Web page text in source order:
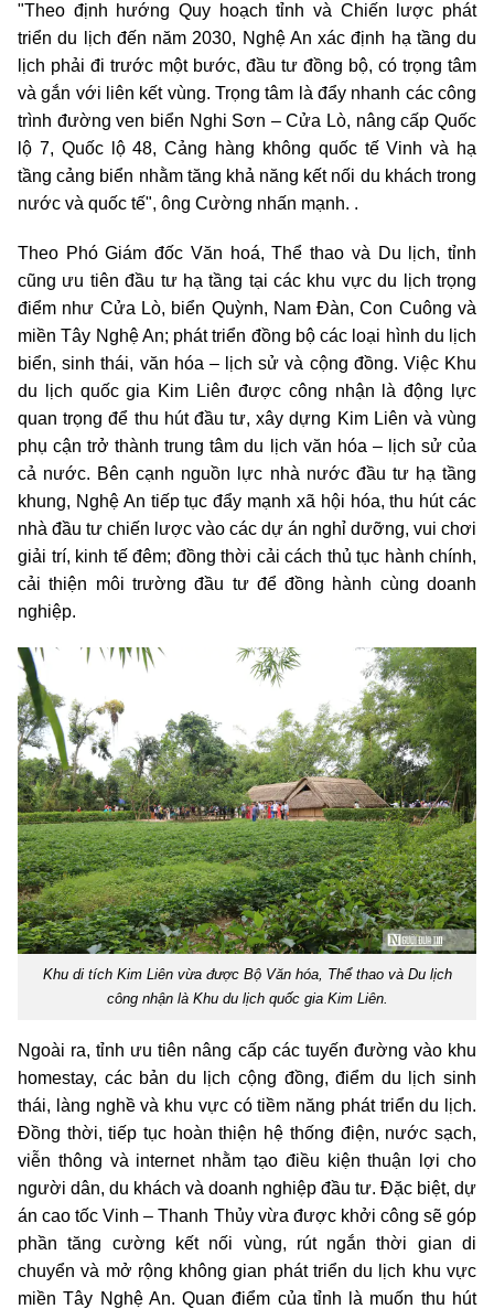
"Theo định hướng Quy hoạch tỉnh và Chiến lược phát
triển du lịch đến năm 2030, Nghệ An xác định hạ tầng du
lịch phải đi trước một bước, đầu tư đồng bộ, có trọng tâm
và gắn với liên kết vùng. Trọng tâm là đẩy nhanh các công
trình đường ven biển Nghi Sơn – Cửa Lò, nâng cấp Quốc
lộ 7, Quốc lộ 48, Cảng hàng không quốc tế Vinh và hạ
tầng cảng biển nhằm tăng khả năng kết nối du khách trong
nước và quốc tế", ông Cường nhấn mạnh. .
Theo Phó Giám đốc Văn hoá, Thể thao và Du lịch, tỉnh
cũng ưu tiên đầu tư hạ tầng tại các khu vực du lịch trọng
điểm như Cửa Lò, biển Quỳnh, Nam Đàn, Con Cuông và
miền Tây Nghệ An; phát triển đồng bộ các loại hình du lịch
biển, sinh thái, văn hóa – lịch sử và cộng đồng. Việc Khu
du lịch quốc gia Kim Liên được công nhận là động lực
quan trọng để thu hút đầu tư, xây dựng Kim Liên và vùng
phụ cận trở thành trung tâm du lịch văn hóa – lịch sử của
cả nước. Bên cạnh nguồn lực nhà nước đầu tư hạ tầng
khung, Nghệ An tiếp tục đẩy mạnh xã hội hóa, thu hút các
nhà đầu tư chiến lược vào các dự án nghỉ dưỡng, vui chơi
giải trí, kinh tế đêm; đồng thời cải cách thủ tục hành chính,
cải thiện môi trường đầu tư để đồng hành cùng doanh
nghiệp.
Khu di tích Kim Liên vừa được Bộ Văn hóa, Thể thao và Du lịch
công nhận là Khu du lịch quốc gia Kim Liên.
Ngoài ra, tỉnh ưu tiên nâng cấp các tuyến đường vào khu
homestay, các bản du lịch cộng đồng, điểm du lịch sinh
thái, làng nghề và khu vực có tiềm năng phát triển du lịch.
Đồng thời, tiếp tục hoàn thiện hệ thống điện, nước sạch,
viễn thông và internet nhằm tạo điều kiện thuận lợi cho
người dân, du khách và doanh nghiệp đầu tư. Đặc biệt, dự
án cao tốc Vinh – Thanh Thủy vừa được khởi công sẽ góp
phần tăng cường kết nối vùng, rút ngắn thời gian di
chuyển và mở rộng không gian phát triển du lịch khu vực
miền Tây Nghệ An. Quan điểm của tỉnh là muốn thu hút